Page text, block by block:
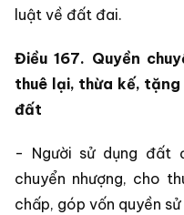
luật về đất đai.
Điều 167. Quyền
thuê lại, thừa kế,
đất
- Người sử dụng đất
chuyển nhượng, cho
chấp, góp vốn quyền